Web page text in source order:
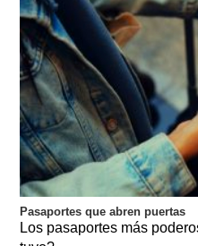
Pasaportes que abren puertas
Los pasaportes más